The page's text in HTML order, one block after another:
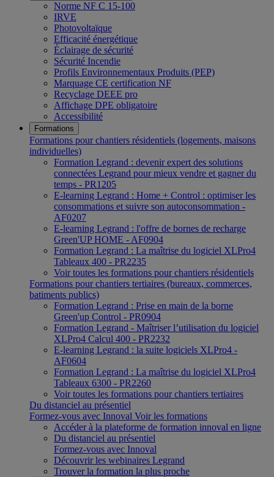
Norme NF C 15-100
IRVE
Photovoltaïque
Efficacité énergétique
Éclairage de sécurité
Sécurité Incendie
Profils Environnementaux Produits (PEP)
Marquage CE certification NF
Recyclage DEEE pro
Affichage DPE obligatoire
Accessibilité
Formations
Formations pour chantiers résidentiels (logements, maisons
individuelles)
Formation Legrand : devenir expert des solutions
connectées Legrand pour mieux vendre et gagner du
temps - PR1205
E-learning Legrand : Home + Control : optimiser les
consommations et suivre son autoconsommation -
AF0207
E-learning Legrand : l'offre de bornes de recharge
Green'UP HOME - AF0904
Formation Legrand : La maîtrise du logiciel XLPro4
Tableaux 400 - PR2235
Voir toutes les formations pour chantiers résidentiels
Formations pour chantiers tertiaires (bureaux, commerces,
batiments publics)
Formation Legrand : Prise en main de la borne
Green'up Control - PR0904
Formation Legrand - Maîtriser l’utilisation du logiciel
XLPro4 Calcul 400 - PR2232
E-learning Legrand : la suite logiciels XLPro4 -
AF0604
Formation Legrand : La maîtrise du logiciel XLPro4
Tableaux 6300 - PR2260
Voir toutes les formations pour chantiers tertiaires
Du distanciel au présentiel
Formez-vous avec Innoval Voir les formations
Accéder à la plateforme de formation innoval en ligne
Du distanciel au présentiel
Formez-vous avec Innoval
Découvrir les webinaires Legrand
Trouver la formation la plus proche